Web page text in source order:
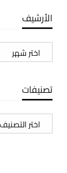
الأرشيف
الأرشيف
تصنيفات
تصنيفات